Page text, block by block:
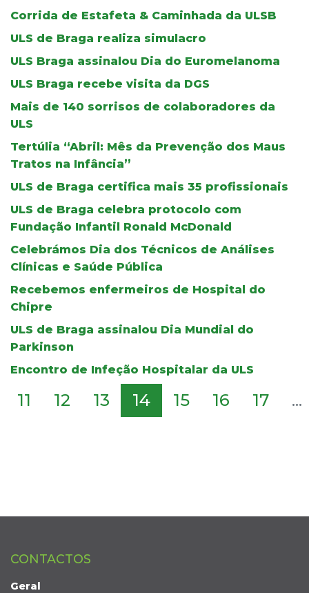
Corrida de Estafeta & Caminhada da ULSB
ULS de Braga realiza simulacro
ULS Braga assinalou Dia do Euromelanoma
ULS Braga recebe visita da DGS
Mais de 140 sorrisos de colaboradores da
ULS
Tertúlia “Abril: Mês da Prevenção dos Maus
Tratos na Infância”
ULS de Braga certifica mais 35 profissionais
ULS de Braga celebra protocolo com
Fundação Infantil Ronald McDonald
Celebrámos Dia dos Técnicos de Análises
Clínicas e Saúde Pública
Recebemos enfermeiros de Hospital do
Chipre
ULS de Braga assinalou Dia Mundial do
Parkinson
Encontro de Infeção Hospitalar da ULS
11 12 13 14 15 16 17 ...
CONTACTOS
Geral